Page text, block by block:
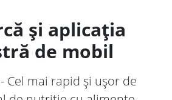
și aplicația
de mobil
Cel mai rapid și ușor de